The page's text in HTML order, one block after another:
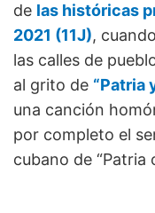
de las históricas
2021 (11J),
las calles de
al grito de “Patria
una canción
por completo el
cubano de “Patria